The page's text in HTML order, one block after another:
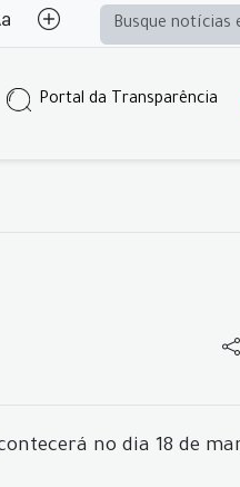
Portal da Transparência
no dia 18 de